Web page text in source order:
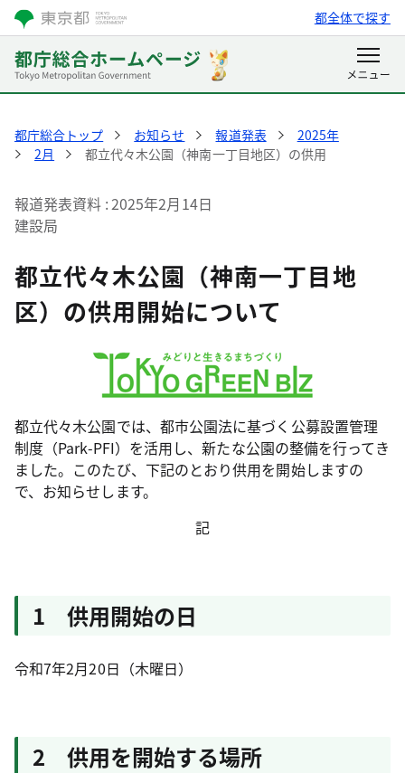
都全体で探す
都庁総合トップ お知らせ 報道発表
2025年
2月
都立代々木公園（神南一丁目地区）の供用
報道発表資料 2025年2月14日
建設局
都立代々木公園（神南一丁目地
区）の供用開始について
都立代々木公園では、都市公園法に基づく公募設置管理
制度（Park-PFI）を活用し、新たな公園の整備を行ってき
ました。このたび、下記のとおり供用を開始しますの
で、お知らせします。
記
1 供用開始の日
令和7年2月20日（木曜日）
2 供用を開始する場所